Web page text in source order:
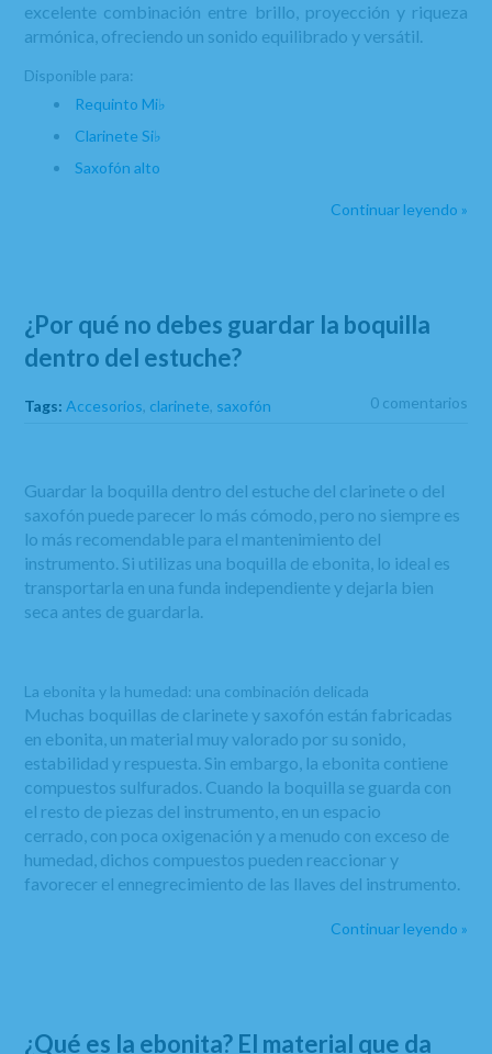
excelente combinación entre brillo, proyección y riqueza
armónica, ofreciendo un sonido equilibrado y versátil.
Disponible para:
Requinto Mi♭
Clarinete Si♭
Saxofón alto
Continuar leyendo »
¿Por qué no debes guardar la boquilla
dentro del estuche?
Tags:Accesorios clarinete saxofón 0 comentarios
Guardar la boquilla dentro del estuche del clarinete o del
saxofón puede parecer lo más cómodo, pero no siempre es
lo más recomendable para el mantenimiento del
instrumento. Si utilizas una boquilla de ebonita, lo ideal es
transportarla en una funda independiente y dejarla bien
seca antes de guardarla.
La ebonita y la humedad: una combinación delicada
Muchas boquillas de clarinete y saxofón están fabricadas
en ebonita, un material muy valorado por su sonido,
estabilidad y respuesta. Sin embargo, la ebonita contiene
compuestos sulfurados. Cuando la boquilla se guarda con
el resto de piezas del instrumento, en un espacio
cerrado, con poca oxigenación y a menudo con exceso de
humedad, dichos compuestos pueden reaccionar y
favorecer el ennegrecimiento de las llaves del instrumento.
Continuar leyendo »
¿Qué es la ebonita? El material que da